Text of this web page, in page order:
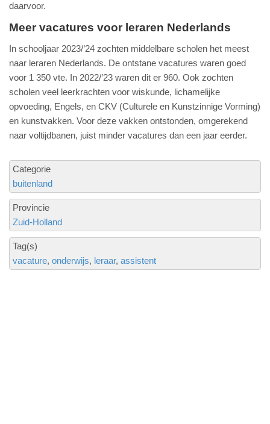
daarvoor.
Meer vacatures voor leraren Nederlands
In schooljaar 2023/’24 zochten middelbare scholen het meest
naar leraren Nederlands. De ontstane vacatures waren goed
voor 1 350 vte. In 2022/’23 waren dit er 960. Ook zochten
scholen veel leerkrachten voor wiskunde, lichamelijke
opvoeding, Engels, en CKV (Culturele en Kunstzinnige Vorming)
en kunstvakken. Voor deze vakken ontstonden, omgerekend
naar voltijdbanen, juist minder vacatures dan een jaar eerder.
Categorie
buitenland
Provincie
Zuid-Holland
Tag(s)
vacature onderwijs leraar assistent